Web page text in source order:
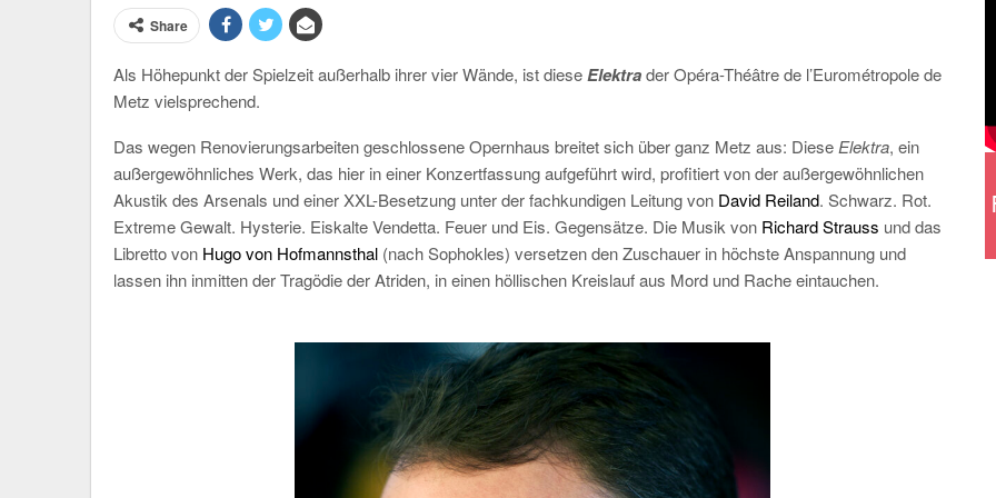
Share
Als Höhepunkt der Spielzeit außerhalb ihrer vier Wände, ist dieseElektrader Opéra-Théâtre de l’Eurométropole de
Metz vielsprechend.
Das wegen Renovierungsarbeiten geschlossene Opernhaus breitet sich über ganz Metz aus: Diese Elektra, ein
außergewöhnliches Werk, das hier in einer Konzertfassung aufgeführt wird, profitiert von der außergewöhnlichen
Akustik des Arsenals und einer XXL-Besetzung unter der fachkundigen Leitung von David Reiland. Schwarz. Rot.
Extreme Gewalt. Hysterie. Eiskalte Vendetta. Feuer und Eis. Gegensätze. Die Musik von Richard Strauss und das
Libretto von Hugo von Hofmannsthal (nach Sophokles) versetzen den Zuschauer in höchste Anspannung und
lassen ihn inmitten der Tragödie der Atriden, in einen höllischen Kreislauf aus Mord und Rache eintauchen.